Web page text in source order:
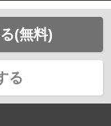
(無料)
る